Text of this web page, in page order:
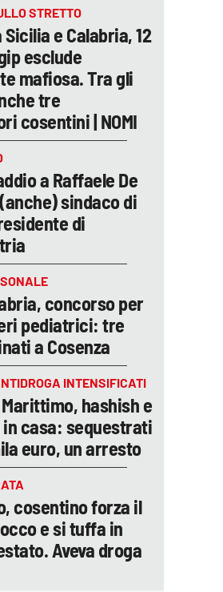
STRETTO
e Calabria, 12
esclude
mafiosa. Tra gli
tre
cosentini | NOMI
a Raffaele De
sindaco di
di
concorso per
pediatrici: tre
a Cosenza
INTENSIFICATI
hashish e
casa: sequestrati
euro, un arresto
cosentino forza il
e si tuffa in
Aveva droga